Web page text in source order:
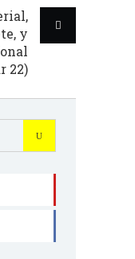
y
22)